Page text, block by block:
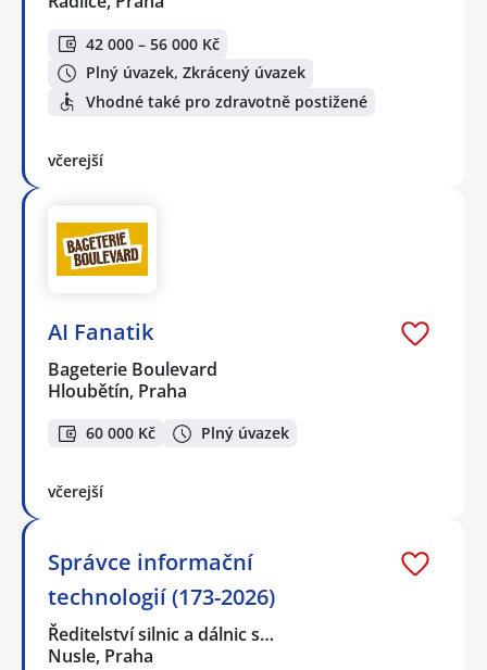
42 000 – 56 000 Kč
Plný úvazek, Zkrácený úvazek
Vhodné také pro zdravotně postižené
včerejší
AI Fanatik
Bageterie Boulevard
Hloubětín, Praha
60 000 Kč Plný úvazek
včerejší
Správce informační
technologií (173-2026)
Ředitelství silnic a dálnic s…
Nusle, Praha